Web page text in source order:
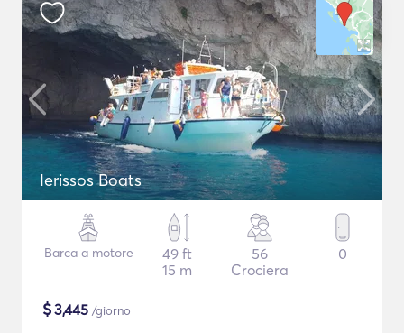
Ierissos Boats
Barca a motore
49 ft
15 m
56
Crociera
0
$3,445 /giorno